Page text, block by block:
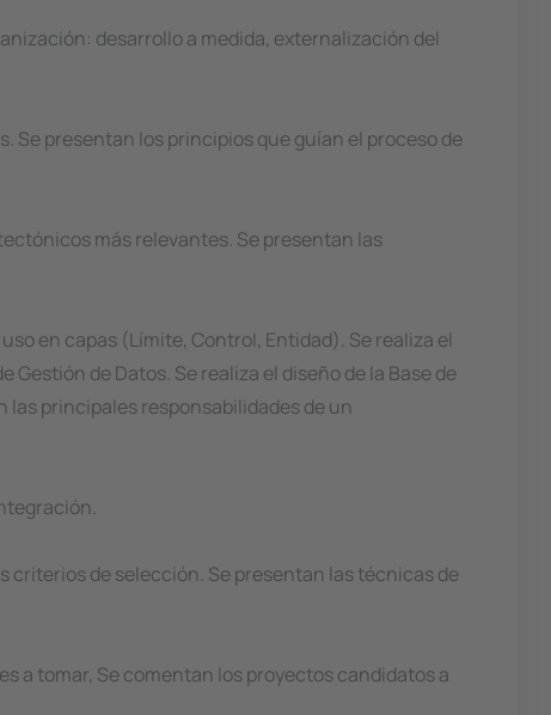
desarrollo a medida, externalización del
Se presentan los principios que guían el proceso de
más relevantes. Se presentan las
en capas (Límite, Control, Entidad). Se realiza el
Gestión de Datos. Se realiza el diseño de la Base de
las principales responsabilidades de un
criterios de selección. Se presentan las técnicas de
a tomar, Se comentan los proyectos candidatos a